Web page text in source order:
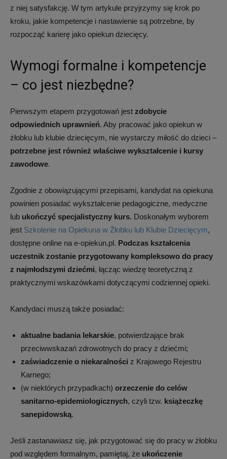
dziennego
najniższych
cen
rynku.
z niej satysfakcję. W tym artykule przyjrzymy się krok po
kroku, jakie kompetencje i nastawienie są potrzebne, by
rozpocząć karierę jako opiekun dziecięcy.
Wymogi formalne i kompetencje
– co jest niezbędne?
Pierwszym etapem przygotowań jest zdobycie
odpowiednich uprawnień. Aby pracować jako opiekun w
żłobku lub klubie dziecięcym, nie wystarczy miłość do dzieci –
potrzebne jest również właściwe wykształcenie i kursy
zawodowe.
Zgodnie z obowiązującymi przepisami, kandydat na opiekuna
powinien posiadać wykształcenie pedagogiczne, medyczne
lub ukończyć specjalistyczny kurs. Doskonałym wyborem
jest Szkolenie na Opiekuna w Żłobku lub Klubie Dziecięcym,
dostępne online na e-opiekun.pl. Podczas kształcenia
uczestnik zostanie przygotowany kompleksowo do pracy
z najmłodszymi dziećmi, łącząc wiedzę teoretyczną z
praktycznymi wskazówkami dotyczącymi codziennej opieki.
Kandydaci muszą także posiadać:
aktualne badania lekarskie, potwierdzające brak
przeciwwskazań zdrowotnych do pracy z dziećmi;
zaświadczenie o niekaralności z Krajowego Rejestru
Karnego;
(w niektórych przypadkach) orzeczenie do celów
sanitarno-epidemiologicznych, czyli tzw. książeczkę
sanepidowską.
Jeśli zastanawiasz się, jak przygotować się do pracy w żłobku
pod względem formalnym, pamiętaj, że ukończenie